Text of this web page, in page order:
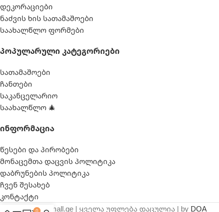
დეკორაციები
ნაძვის ხის სათამაშოები
საახალწლო ფორმები
Პოპულარული Კატეგორიები
სათამაშოები
ჩანთები
საკანცელარიო
საახალწლო 🎄
Ინფორმაცია
წესები და პირობები
მონაცემთა დაცვის პოლიტიკა
დაბრუნების პოლიტიკა
ჩვენ შესახებ
კონტაქტი
© 2025 webmall.ge | ყველა უფლება დაცულია | by DOA